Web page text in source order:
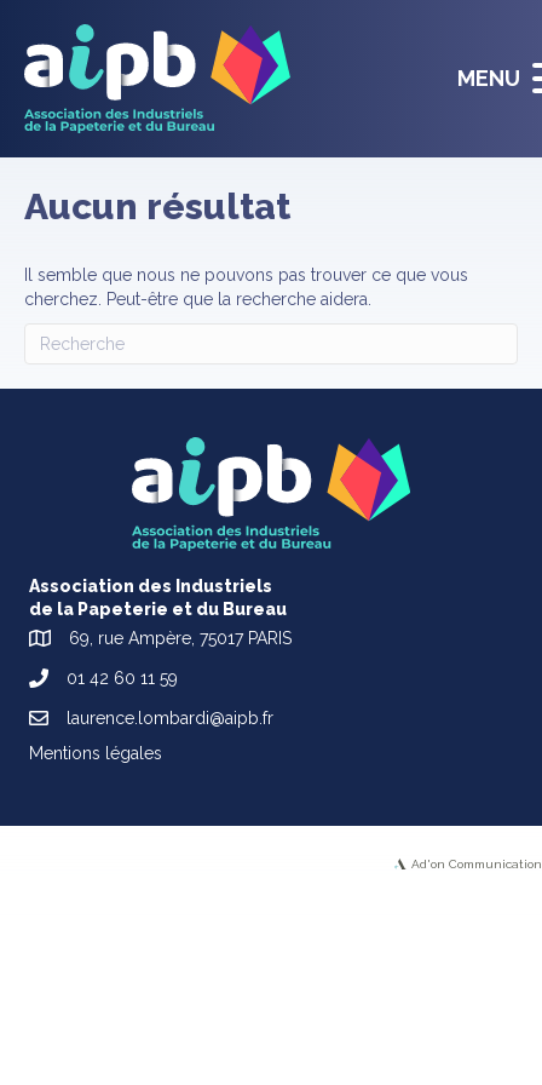
MENU
Aucun résultat
Il semble que nous ne pouvons pas trouver ce que vous
cherchez. Peut-être que la recherche aidera.
Association des Industriels
de la Papeterie et du Bureau
69, rue Ampère, 75017 PARIS
01 42 60 11 59
laurence.lombardi@aipb.fr
Mentions légales
Ad'on Communication